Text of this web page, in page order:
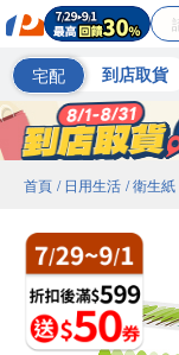
宅配 到店取貨
首頁 / 日用生活 / 衛生紙